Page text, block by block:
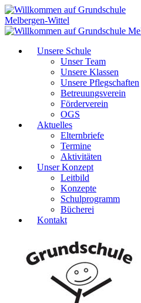
Unsere Schule
Unser Team
Unsere Klassen
Unsere Pflegschaften
Betreuungsverein
Förderverein
OGS
Aktuelles
Elternbriefe
Termine
Aktivitäten
Unser Konzept
Leitbild
Konzepte
Schulprogramm
Bücherei
Kontakt